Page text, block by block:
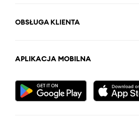
OBSŁUGA KLIENTA
APLIKACJA MOBILNA